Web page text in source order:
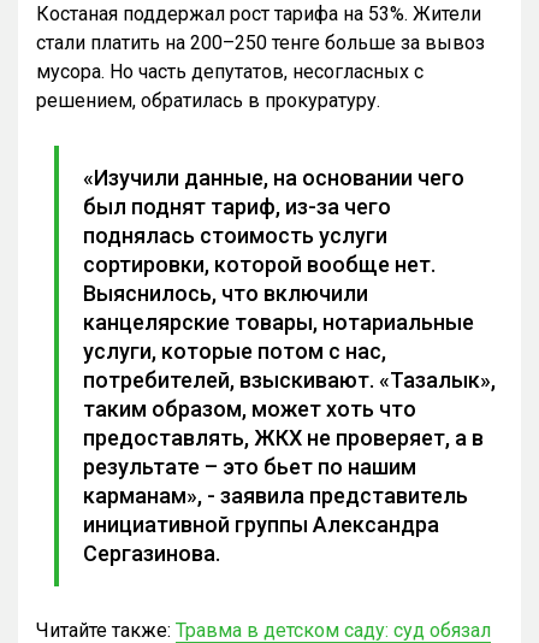
Костаная поддержал рост тарифа на 53%. Жители
стали платить на 200–250 тенге больше за вывоз
мусора. Но часть депутатов, несогласных с
решением, обратилась в прокуратуру.
«Изучили данные, на основании чего
был поднят тариф, из-за чего
поднялась стоимость услуги
сортировки, которой вообще нет.
Выяснилось, что включили
канцелярские товары, нотариальные
услуги, которые потом с нас,
потребителей, взыскивают. «Тазалык»,
таким образом, может хоть что
предоставлять, ЖКХ не проверяет, а в
результате – это бьет по нашим
карманам», - заявила представитель
инициативной группы Александра
Сергазинова.
Читайте также: Травма в детском саду: суд обязал